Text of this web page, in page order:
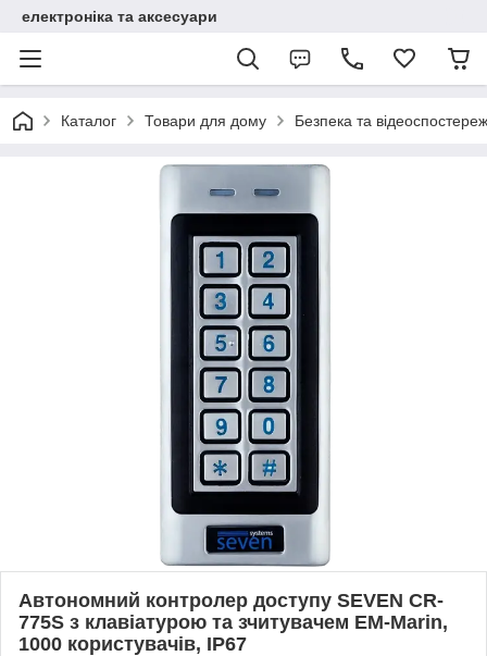
електроніка та аксесуари
Каталог Товари для дому Безпека та
Автономний контролер доступу SEVEN CR-
775S з клавіатурою та зчитувачем EM-Marin,
1000 користувачів, IP67